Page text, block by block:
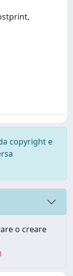
copyright e
o creare